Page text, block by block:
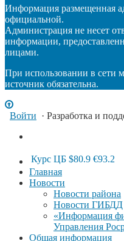
Информация размещенная
официальной.
Администрация не несет
информации,
лицами.
При использовании в сети
источник обязательна.
Войти · Разработка и
Курс ЦБ $80.9 €93.2
Главная
Новости
Новости района
Новости ГИБДД
«Информация
Управления
Общая информация